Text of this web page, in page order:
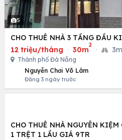
5
CHO THUÊ NHÀ 3 TẦNG ĐẦU
12 triệu/tháng · 30m
2
· 3m
Thành phố Đà Nẵng
Nguyễn Chơi Võ Lâm
Đăng 3 ngày trước
CHO THUÊ NHÀ NGUYỄN
1 TRỆT 1 LẦU GIÁ 9TR